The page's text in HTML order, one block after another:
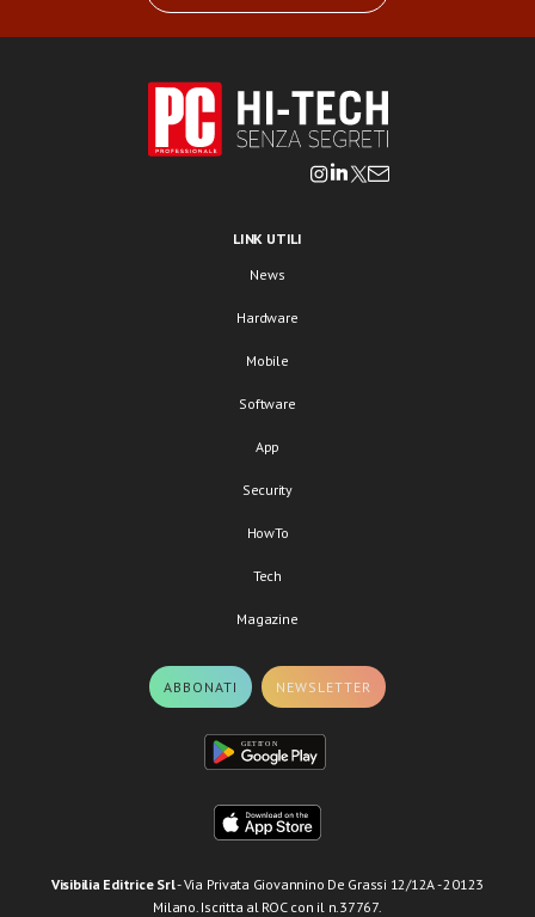
LINK UTILI
News
Hardware
Mobile
Software
App
Security
HowTo
Tech
Magazine
ABBONATI NEWSLETTER
Visibilia Editrice Srl- Via Privata Giovannino De Grassi 12/12A - 20123
Milano. Iscritta al ROC con il n.37767.